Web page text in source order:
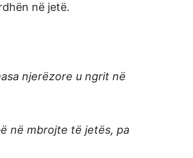
në jetë.
njerëzore u ngrit në
në mbrojte të jetës, pa